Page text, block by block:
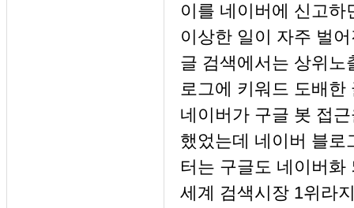
이를 네이버에 신고
이상한 일이 자주 벌
글 검색에서는 상위노
로그에 키워드 도배한
네이버가 구글 봇 접
했었는데 네이버 블로
터는 구글도 네이버
세계 검색시장 1위라